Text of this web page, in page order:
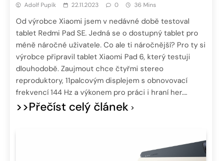
Adolf Pupík 22.11.2023 0 36 Mins
Od výrobce Xiaomi jsem v nedávné době testoval
tablet Redmi Pad SE. Jedná se o dostupný tablet pro
méně náročné uživatele. Co ale ti náročnější? Pro ty si
výrobce připravil tablet Xiaomi Pad 6, který testuji
dlouhodobě. Zaujmout chce čtyřmi stereo
reproduktory, 11palcovým displejem s obnovovací
frekvencí 144 Hz a výkonem pro práci i hraní her….
>>Přečíst celý článek